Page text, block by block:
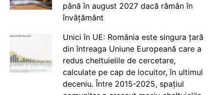
până în august 2027 dacă rămân în
învățământ
Unici în UE: România este singura țară
din întreaga Uniune Europeană care a
redus cheltuielile de cercetare,
calculate pe cap de locuitor, în ultimul
deceniu. Între 2015-2025, spațiul